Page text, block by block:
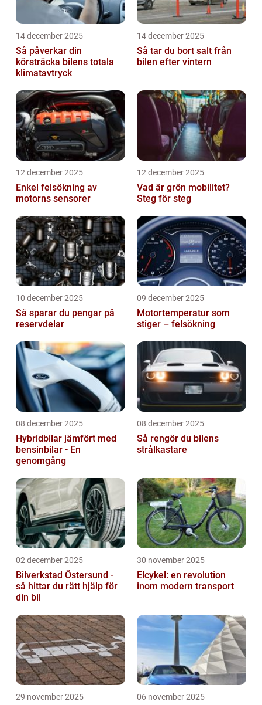
14 december 2025
Så påverkar din
körsträcka bilens totala
klimatavtryck
14 december 2025
Så tar du bort salt från
bilen efter vintern
12 december 2025
Enkel felsökning av
motorns sensorer
12 december 2025
Vad är grön mobilitet?
Steg för steg
10 december 2025
Så sparar du pengar på
reservdelar
09 december 2025
Motortemperatur som
stiger – felsökning
08 december 2025
Hybridbilar jämfört med
bensinbilar - En
genomgång
08 december 2025
Så rengör du bilens
strålkastare
02 december 2025
Bilverkstad Östersund -
så hittar du rätt hjälp för
din bil
30 november 2025
Elcykel: en revolution
inom modern transport
29 november 2025 06 november 2025